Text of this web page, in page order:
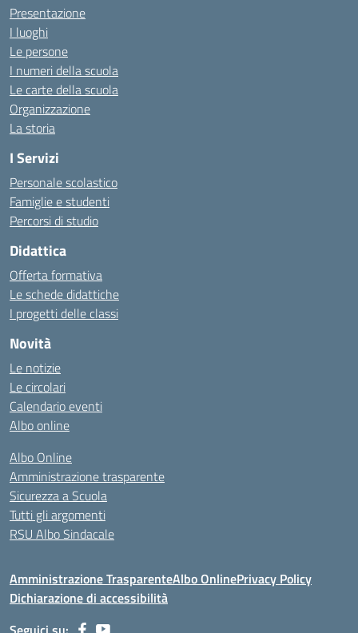
Presentazione
I luoghi
Le persone
I numeri della scuola
Le carte della scuola
Organizzazione
La storia
I Servizi
Personale scolastico
Famiglie e studenti
Percorsi di studio
Didattica
Offerta formativa
Le schede didattiche
I progetti delle classi
Novità
Le notizie
Le circolari
Calendario eventi
Albo online
Albo Online
Amministrazione trasparente
Sicurezza a Scuola
Tutti gli argomenti
RSU Albo Sindacale
Amministrazione TrasparenteAlbo OnlinePrivacy Policy
Dichiarazione di accessibilità